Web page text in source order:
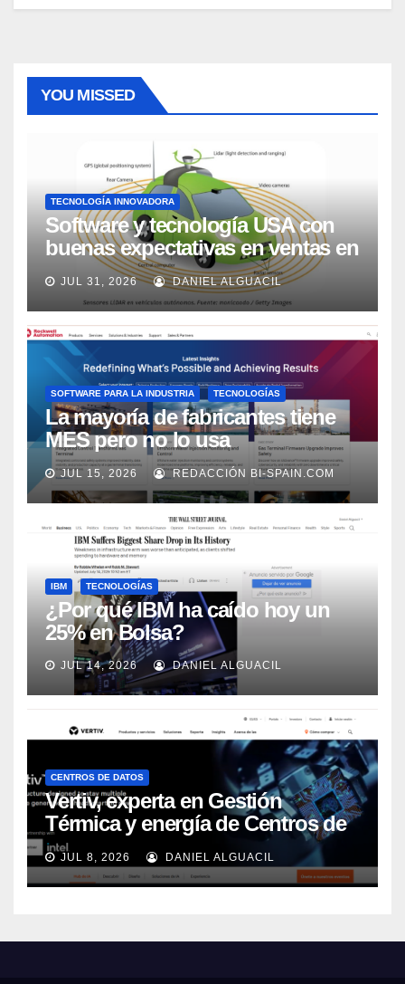
YOU MISSED
TECNOLOGÍA INNOVADORA
Software y tecnología USA con
buenas expectativas en ventas en
los próximos 2 años, según
Market Watch
JUL 31, 2026 DANIEL ALGUACIL
SOFTWARE PARA LA INDUSTRIA TECNOLOGÍAS
La mayoría de fabricantes tiene
MES pero no lo usa
adecuadamente, según Rockwell
Automation
JUL 15, 2026 REDACCIÓN BI-SPAIN.COM
IBM TECNOLOGÍAS
¿Por qué IBM ha caído hoy un
25% en Bolsa?
JUL 14, 2026 DANIEL ALGUACIL
CENTROS DE DATOS
Vertiv, experta en Gestión
Térmica y energía de Centros de
Datos, sigue su crecimiento
imparable
JUL 8, 2026 DANIEL ALGUACIL